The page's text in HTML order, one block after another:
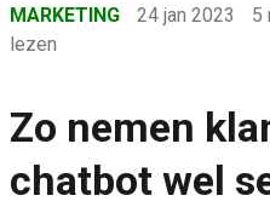
›
Marketing
›
MARKETING 24 jan 2023
5
lezen
Zo nemen
chatbot wel